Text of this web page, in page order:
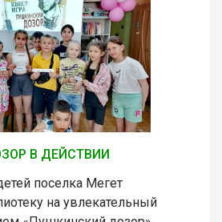
В ДЕЙСТВИИ
поселка Мегет
на увлекательный